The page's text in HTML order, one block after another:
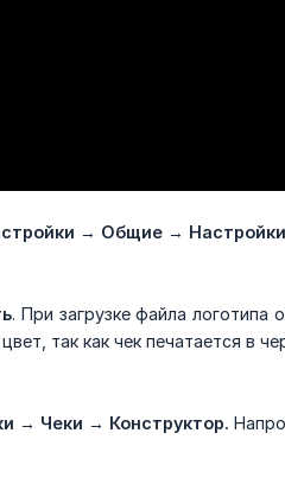
→ Общие →
. При загрузке файла
так как чек печатается в
→ Чеки → Конструктор.